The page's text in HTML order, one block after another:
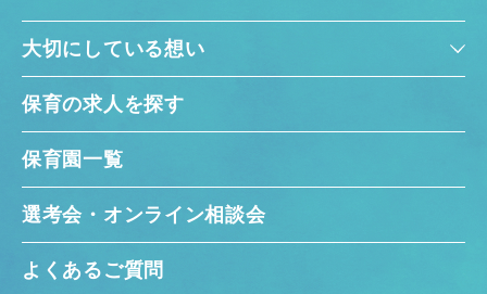
大切にしている想い
保育の求人を探す
保育園一覧
選考会・オンライン相談会
よくあるご質問